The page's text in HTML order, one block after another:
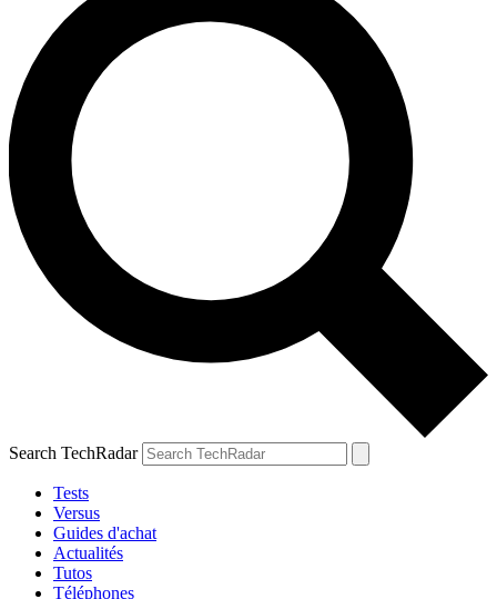
Search TechRadar
Tests
Versus
Guides d'achat
Actualités
Tutos
Téléphones